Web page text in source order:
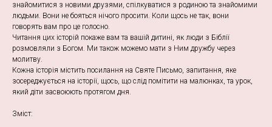
знайомитися з новими друзями, спілкуватися з родиною та знайомими
людьми. Вони не бояться нічого просити. Коли щось не так, вони
говорять вам про це голосно.
Читання цих історій покаже вам та вашій дитині, як люди з Біблії
розмовляли з Богом. Ми також можемо мати з Ним дружбу через
молитву.
Кожна історія містить посилання на Святе Письмо, запитання, яке
зосереджується на історії, щось, що слід помітити на малюнках, та урок,
який діти засвоюють протягом дня.
Зміст: